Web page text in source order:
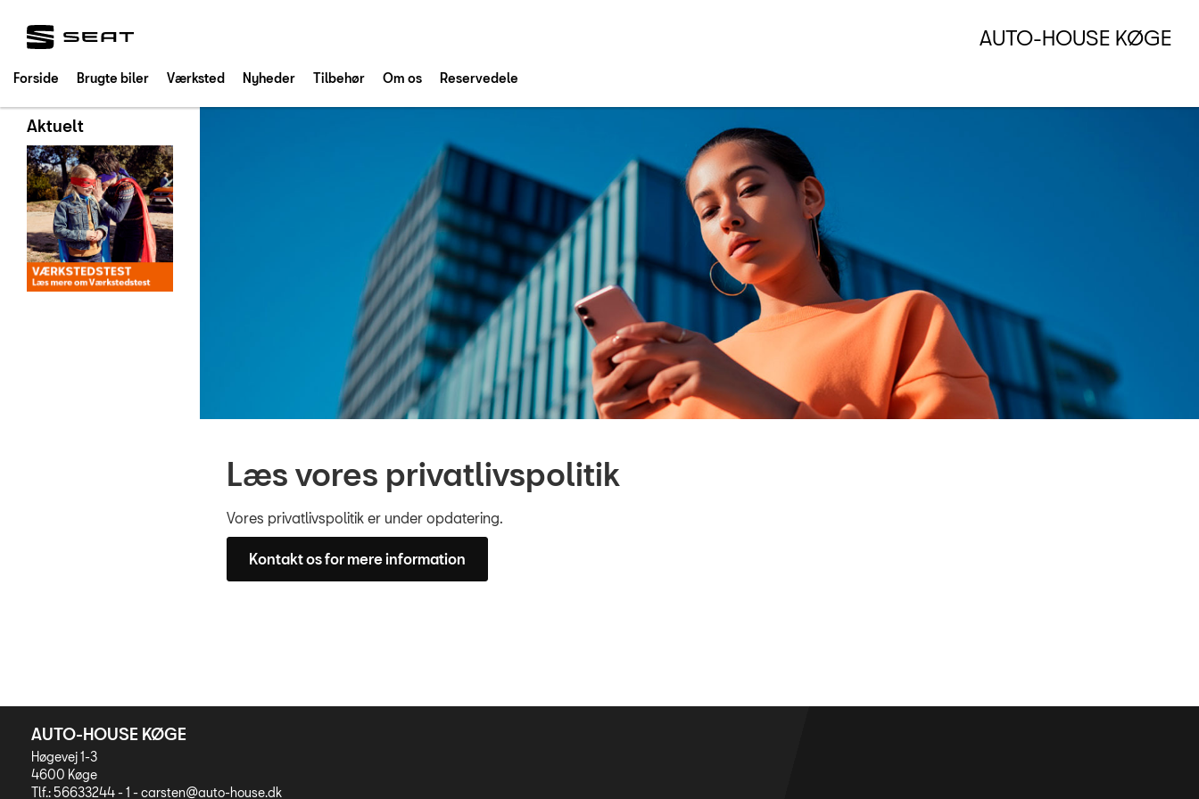
Forside Brugte biler Værksted Nyheder Tilbehør Om os Reservedele
AUTO-HOUSE KØGE
Aktuelt
Læs vores privatlivspolitik
Vores privatlivspolitik er under opdatering.
Kontakt os for mere information
AUTO-HOUSE KØGE
Høgevej 1-3
4600 Køge
Tlf.: 56633244 - 1 -carsten@auto-house.dk